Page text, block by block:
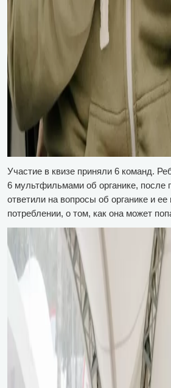
Участие в квизе приняли 6 команд.
6 мультфильмами об органике, после
ответили на вопросы об органике и ее
потреблении, о том, как она может